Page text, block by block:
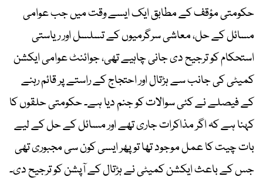
حکومتی مؤقف کے مطابق ایک ایسے وقت میں جب عوامی
مسائل کے حل، معاشی سرگرمیوں کے تسلسل اور ریاستی
استحکام کو ترجیح دی جانی چاہیے تھی، جوائنٹ عوامی ایکشن
کمیٹی کی جانب سے ہڑتال اور احتجاج کے راستے پر قائم رہنے
کے فیصلے نے کئی سوالات کو جنم دیا ہے۔ حکومتی حلقوں کا
کہنا ہے کہ اگر مذاکرات جاری تھے اور مسائل کے حل کے لیے
بات چیت کا عمل موجود تھا تو پھر ایسی کون سی مجبوری تھی
جس کے باعث ایکشن کمیٹی نے ہڑتال کے آپشن کو ترجیح دی۔